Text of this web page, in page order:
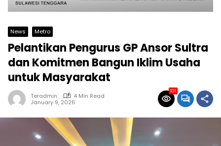
News Metro
Pelantikan Pengurus GP Ansor Sultra
dan Komitmen Bangun Iklim Usaha
untuk Masyarakat
Teradmin
4 Min Read
January 9, 2026
101